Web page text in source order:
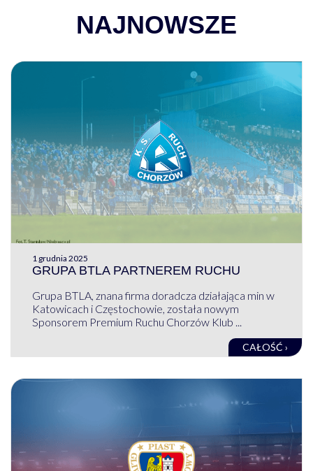
NAJNOWSZE
1 grudnia 2025
GRUPA BTLA PARTNEREM RUCHU
Grupa BTLA, znana firma doradcza działająca min w
Katowicach i Częstochowie, została nowym
Sponsorem Premium Ruchu Chorzów Klub ...
CAŁOŚĆ ›